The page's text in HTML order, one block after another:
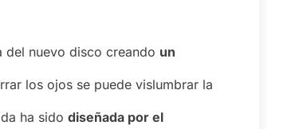
del nuevo disco creando un
los ojos se puede vislumbrar la
ha sido diseñada por el